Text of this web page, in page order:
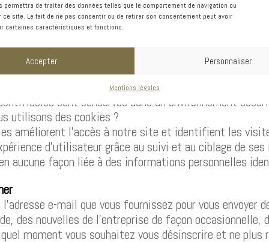
permettra de traiter des données telles que le comportement de navigation ou
ce site. Le fait de ne pas consentir ou de retirer son consentement peut avoir
certaines caractéristiques et fonctions.
Accepter Personnaliser
Mentions légales
informations
oeuvre une variété de mesures de sécurité pour
utilisons un cryptage à la pointe de la technologie
Nous protégeons également vos informations
travail spécifique (par exemple, la facturation ou le
identifiables. Les ordinateurs et serveurs
sont conservés dans un environnement
utilisons des cookies ?
améliorent l’accès à notre site et identifient les
d’utilisateur grâce au suivi et au ciblage de
aucune façon liée à des informations personnelles
e-mail que vous fournissez pour vous
des nouvelles de l’entreprise de façon
moment vous souhaitez vous désinscrire et ne